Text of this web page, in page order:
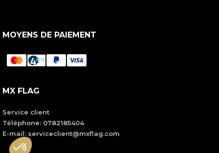
MOYENS DE PAIEMENT
MX FLAG
Service client
Téléphone: 0782185404
E-mail: serviceclient@mxflag.com